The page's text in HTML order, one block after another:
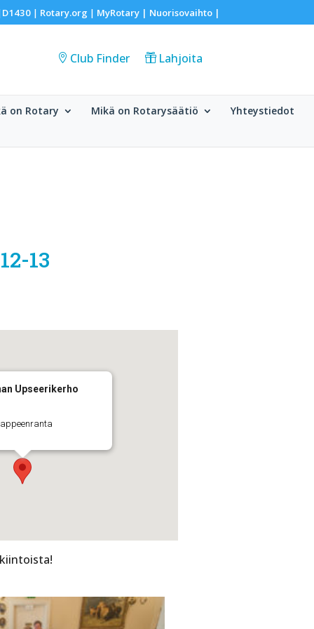
D1430| Rotary.org | MyRotary | Nuorisovaihto|
Club Finder Lahjoita
on Rotary Mikä on Rotarysäätiö Yhteystiedot
13
Upseerikerho